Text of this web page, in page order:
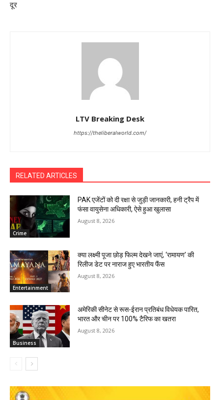
दूर
LTV Breaking Desk
https://theliberalworld.com/
RELATED ARTICLES
Crime
PAK एजेंटों को दी रक्षा से जुड़ी जानकारी, हनी ट्रैप में
फंसा वायुसेना अधिकारी, ऐसे हुआ खुलासा
August 8, 2026
Entertainment
क्या लक्ष्मी पूजा छोड़ फिल्म देखने जाएं, ‘रामायण’ की
रिलीज डेट पर नाराज हुए भारतीय फैंस
August 8, 2026
Business
अमेरिकी सीनेट से रूस-ईरान प्रतिबंध विधेयक पारित,
भारत और चीन पर 100% टैरिफ का खतरा
August 8, 2026